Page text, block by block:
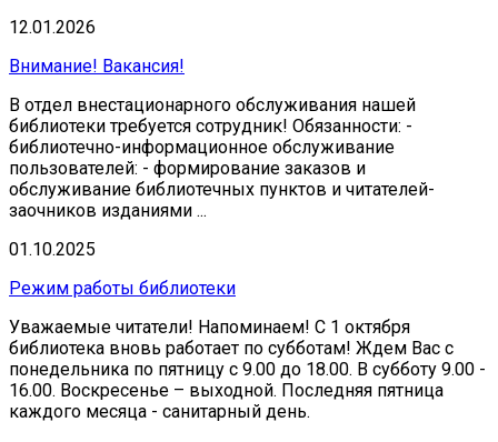
12.01.2026
Внимание! Вакансия!
В отдел внестационарного обслуживания нашей
библиотеки требуется сотрудник! Обязанности: -
библиотечно-информационное обслуживание
пользователей: - формирование заказов и
обслуживание библиотечных пунктов и читателей-
заочников изданиями ...
01.10.2025
Режим работы библиотеки
Уважаемые читатели! Напоминаем! С 1 октября
библиотека вновь работает по субботам! Ждем Вас с
понедельника по пятницу с 9.00 до 18.00. В субботу 9.00 -
16.00. Воскресенье – выходной. Последняя пятница
каждого месяца - санитарный день.